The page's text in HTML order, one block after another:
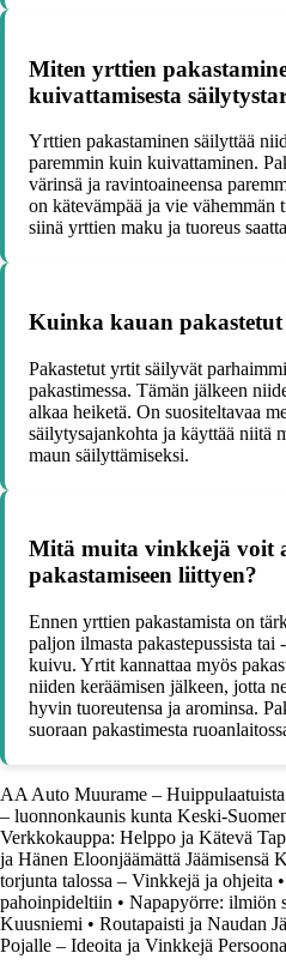
Miten yrttien
kuivattamisesta
Yrttien pakastaminen säilyttää
paremmin kuin kuivattaminen.
värinsä ja ravintoaineensa
on kätevämpää ja vie vähemmän
siinä yrttien maku ja tuoreus
Kuinka kauan
Pakastetut yrtit säilyvät
pakastimessa. Tämän jälkeen
alkaa heiketä. On suositeltavaa
säilytysajankohta ja käyttää niitä
maun säilyttämiseksi.
Mitä muita vinkkejä voit
pakastamiseen liittyen?
Ennen yrttien pakastamista on
paljon ilmasta pakastepussista
kuivu. Yrtit kannattaa myös
niiden keräämisen jälkeen, jotta
hyvin tuoreutensa ja arominsa.
suoraan pakastimesta
AA Auto Muurame –
– luonnonkaunis kunta Keski-
Verkkokauppa: Helppo ja Kätevä
ja Hänen Eloonjäämättä Jäämisensä
torjunta talossa – Vinkkejä ja ohjeita •
pahoinpideltiin • Napapyörre: ilmiön
Kuusniemi • Routapaisti ja Naudan
Pojalle – Ideoita ja Vinkkejä